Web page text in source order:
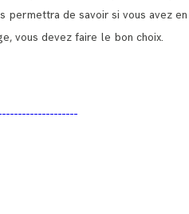
permettra de savoir si vous avez
vous devez faire le bon choix.